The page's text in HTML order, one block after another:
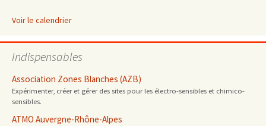
Voir le calendrier
Indispensables
Association Zones Blanches (AZB)
Expérimenter, créer et gérer des sites pour les électro-sensibles et chimico-
sensibles.
ATMO Auvergne-Rhône-Alpes